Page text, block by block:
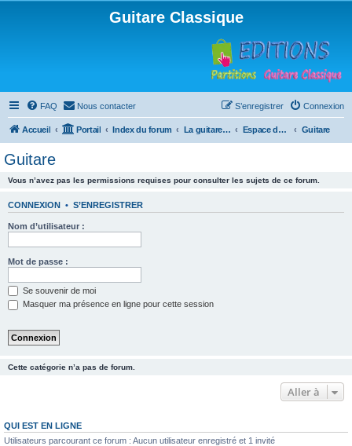
Guitare Classique
FAQ Nous contacter Connexion
S’enregistrer
Accueil Portail Index du forum La guitare : instrument, cours et théorie Espace débutants Guitare
Guitare
Vous n’avez pas les permissions requises pour consulter les sujets de ce forum.
CONNEXION • S’ENREGISTRER
Nom d’utilisateur :
Mot de passe :
Se souvenir de moi
Masquer ma présence en ligne pour cette session
Cette catégorie n’a pas de forum.
Aller à
QUI EST EN LIGNE
Utilisateurs parcourant ce forum : Aucun utilisateur enregistré et 1 invité